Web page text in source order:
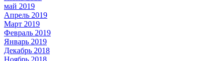
май 2019
Апрель 2019
Март 2019
Февраль 2019
Январь 2019
Декабрь 2018
Ноябрь 2018